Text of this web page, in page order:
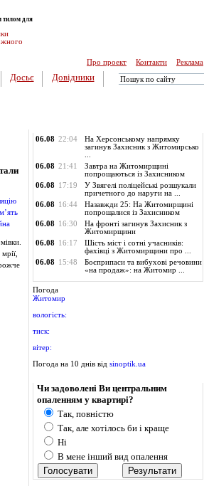
тилом для
Про проект
Контакти Реклама
Досьє Довідники
06.08 22:04
На Херсонському напрямку
загинув Захисник з Житомирсько
06.08 21:41
Завтра на Житомирщині
попрощаються із Захисником
06.08 17:19
У Звягелі поліцейські розшукали
причетного до наруги на ...
06.08 16:44
Назавжди 25: На Житомирщині
попрощалися із Захисником
06.08 16:30
На фронті загинув Захисник з
Житомирщини
06.08 16:17
Шість міст і сотні учасників:
фахівці з Житомирщини про ...
06.08 15:48
Боєприпаси та вибухові речовини
«на продаж»: на Житомир ...
Погода
Житомир
вологість:
тиск:
вітер:
Погода на 10 днів від sinoptik.ua
Чи задоволені Ви центральним
опаленням у квартирі?
Так, повністю
Так, але хотілось би і краще
Ні
В мене інший вид опалення